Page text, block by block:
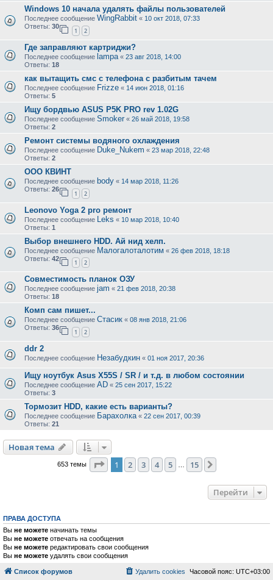
Windows 10 начала удалять файлы пользователей
Последнее сообщение WingRabbit « 10 окт 2018, 07:33
Ответы: 30
1 2
Где заправляют картриджи?
Последнее сообщение lampa « 23 авг 2018, 14:00
Ответы: 18
как вытащить смс с телефона с разбитым тачем
Последнее сообщение Frizze « 14 июн 2018, 01:16
Ответы: 5
Ищу бордвью ASUS P5K PRO rev 1.02G
Последнее сообщение Smoker « 26 май 2018, 19:58
Ответы: 2
Ремонт системы водяного охлаждения
Последнее сообщение Duke_Nukem « 23 мар 2018, 22:48
Ответы: 2
ООО КВИНТ
Последнее сообщение body « 14 мар 2018, 11:26
Ответы: 26
1 2
Leonovo Yoga 2 pro ремонт
Последнее сообщение Leks « 10 мар 2018, 10:40
Ответы: 1
Выбор внешнего HDD. Ай нид хелп.
Последнее сообщение Малогалоталотим « 26 фев 2018, 18:18
Ответы: 42
1 2
Совместимость планок ОЗУ
Последнее сообщение jam « 21 фев 2018, 20:38
Ответы: 18
Комп сам пишет...
Последнее сообщение Стасик « 08 янв 2018, 21:06
Ответы: 36
1 2
ddr 2
Последнее сообщение Незабудкин « 01 ноя 2017, 20:36
Ищу ноутбук Asus X55S / SR / и т.д. в любом состоянии
Последнее сообщение AD « 25 сен 2017, 15:22
Ответы: 3
Тормозит HDD, какие есть варианты?
Последнее сообщение Барахолка « 22 сен 2017, 00:39
Ответы: 21
Новая тема
653 темы Страница из 15
1 2 3 4 5 15
Перейти
ПРАВА ДОСТУПА
Вы не можете начинать темы
Вы не можете отвечать на сообщения
Вы не можете редактировать свои сообщения
Вы не можете удалять свои сообщения
Список форумов Часовой пояс: UTC+03:00
Удалить cookies